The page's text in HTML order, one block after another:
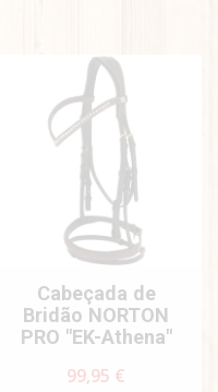
Cabeçada de
Bridão NORTON
PRO "EK-Athena"
99,95 €